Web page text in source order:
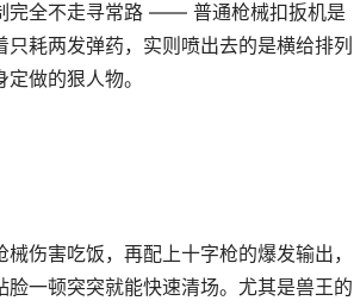
完全不走寻常路 —— 普通枪械扣扳机是
耗两发弹药，实则喷出去的是横给排列
做的狠人物。
伤害吃饭，再配上十字枪的爆发输出，
一顿突突就能快速清场。尤其是兽王的